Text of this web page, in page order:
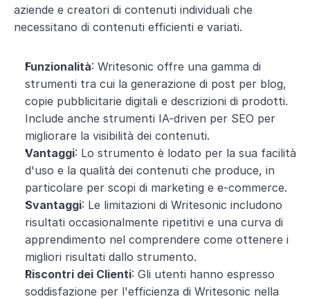
aziende e creatori di contenuti individuali che
necessitano di contenuti efficienti e variati.
Funzionalità: Writesonic offre una gamma di
strumenti tra cui la generazione di post per blog,
copie pubblicitarie digitali e descrizioni di prodotti.
Include anche strumenti IA-driven per SEO per
migliorare la visibilità dei contenuti.
Vantaggi: Lo strumento è lodato per la sua facilità
d'uso e la qualità dei contenuti che produce, in
particolare per scopi di marketing e e-commerce.
Svantaggi: Le limitazioni di Writesonic includono
risultati occasionalmente ripetitivi e una curva di
apprendimento nel comprendere come ottenere i
migliori risultati dallo strumento.
Riscontri dei Clienti: Gli utenti hanno espresso
soddisfazione per l'efficienza di Writesonic nella